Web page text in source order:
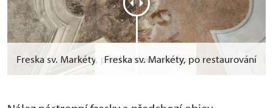
Freska sv. Markéty, před restaurováním
Freska sv. Markéty, po restaurování